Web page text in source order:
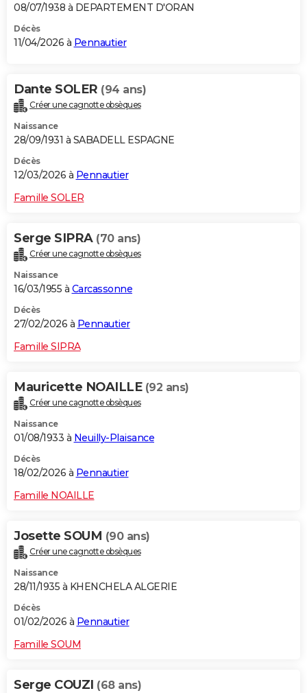
08/07/1938 à DEPARTEMENT D'ORAN
Décès
11/04/2026 à Pennautier
Dante SOLER (94 ans)
Créer une cagnotte obsèques
Naissance
28/09/1931 à SABADELL ESPAGNE
Décès
12/03/2026 à Pennautier
Famille SOLER
Serge SIPRA (70 ans)
Créer une cagnotte obsèques
Naissance
16/03/1955 à Carcassonne
Décès
27/02/2026 à Pennautier
Famille SIPRA
Mauricette NOAILLE (92 ans)
Créer une cagnotte obsèques
Naissance
01/08/1933 à Neuilly-Plaisance
Décès
18/02/2026 à Pennautier
Famille NOAILLE
Josette SOUM (90 ans)
Créer une cagnotte obsèques
Naissance
28/11/1935 à KHENCHELA ALGERIE
Décès
01/02/2026 à Pennautier
Famille SOUM
Serge COUZI (68 ans)